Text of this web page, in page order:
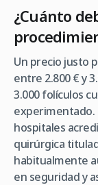
¿Cuánto
Un precio justo
entre 2.800 € y
3.000 folículos
experimentado.
hospitales
quirúrgica
habitualmente
en seguridad y